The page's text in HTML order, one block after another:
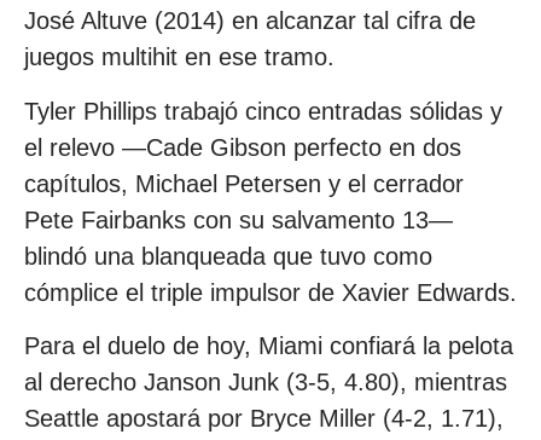
José Altuve (2014) en alcanzar tal cifra de
juegos multihit en ese tramo.
Tyler Phillips trabajó cinco entradas sólidas y
el relevo —Cade Gibson perfecto en dos
capítulos, Michael Petersen y el cerrador
Pete Fairbanks con su salvamento 13—
blindó una blanqueada que tuvo como
cómplice el triple impulsor de Xavier Edwards.
Para el duelo de hoy, Miami confiará la pelota
al derecho Janson Junk (3-5, 4.80), mientras
Seattle apostará por Bryce Miller (4-2, 1.71),